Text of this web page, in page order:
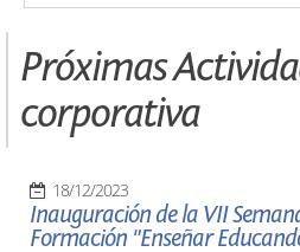
Próximas
corporativa
18/12/2023
Inauguración de la VII
Formación "Enseñar